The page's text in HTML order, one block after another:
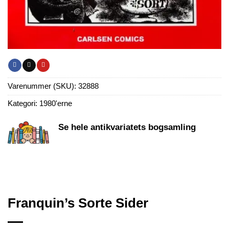
Varenummer (SKU): 32888
Kategori: 1980'erne
Se hele antikvariatets bogsamling
Franquin’s Sorte Sider